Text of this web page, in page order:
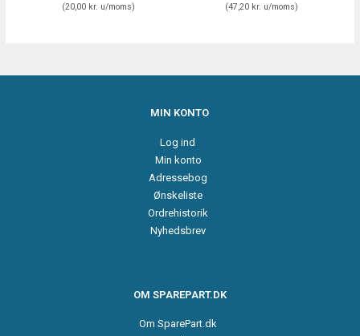
(20,00 kr. u/moms) (47,20 kr. u/moms)
MIN KONTO
Log ind
Min konto
Adressebog
Ønskeliste
Ordrehistorik
Nyhedsbrev
OM SPAREPART.DK
Om SparePart.dk